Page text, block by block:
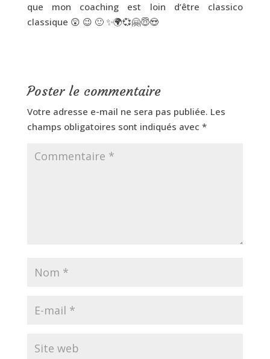
que mon coaching est loin d’être classico
classique 😲 😉 🙂 ✨🌍💞🤗😇😍
Poster le commentaire
Votre adresse e-mail ne sera pas publiée. Les
champs obligatoires sont indiqués avec *